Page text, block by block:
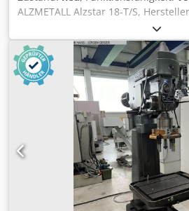
ALZMETALL Alzstar 18-T/S,
18-T/S Zustand: Neu /
St 60: 18 mm, Gewindeschneiden in
Gewindeschneiden in GG 20: M 14,
Spindeldrehzahl: 225-4.300 U/min.,
Ausladung: 190 mm,
Maschinentisch - nutzbare Auflage:
Anzahl - Breite - Abstand: 2 x12 x80
Maschinentisch min./max.: 75/357
Grundplatte nutzbare Auflage:
Anzahl - Breite - Abstand: 2 x 12
Grundplatte min./max.: 437/437
Maschinentisch-Höhenverstellung:
Gesamtleistungsbedarf: 0,37/0,55